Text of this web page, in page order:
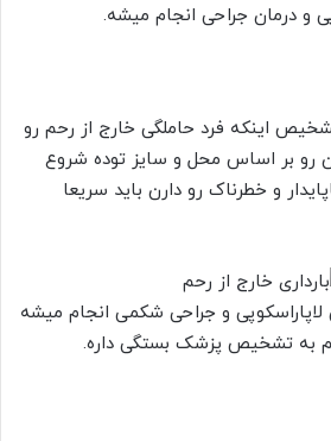
و درمان جراحی انجام میشه.
اینکه فرد حاملگی خارج از رحم رو
رو بر اساس محل و سایز توده شروع
و خطرناک رو دارن باید سریعا
و جراحی شکمی انجام میشه
به تشخیص پزشک بستگی داره.